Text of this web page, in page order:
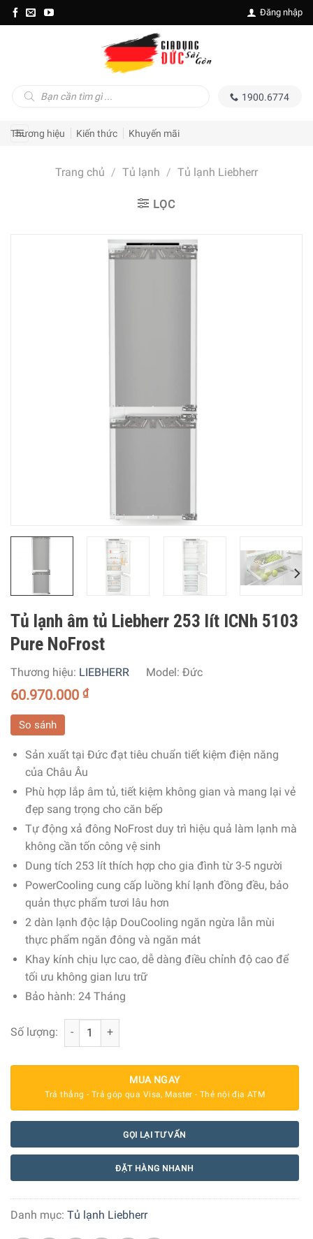
Skip
to
Đăng nhập
kiếm
1900.6774
Thương hiệu Kiến thức Khuyến mãi
Trang chủ / Tủ lạnh / Tủ lạnh Liebherr
LỌC
Tủ lạnh âm tủ Liebherr 253 lít ICNh 5103
Pure NoFrost
Thương hiệu: LIEBHERR Model: Đức
60.970.000 ₫
So sánh
Sản xuất tại Đức đạt tiêu chuẩn tiết kiệm điện năng
của Châu Âu
Phù hợp lắp âm tủ, tiết kiệm không gian và mang lại vẻ
đẹp sang trọng cho căn bếp
Tự động xả đông NoFrost duy trì hiệu quả làm lạnh mà
không cần tốn công vệ sinh
Dung tích 253 lít thích hợp cho gia đình từ 3-5 người
PowerCooling cung cấp luồng khí lạnh đồng đều, bảo
quản thực phẩm tươi lâu hơn
2 dàn lạnh độc lập DouCooling ngăn ngừa lẫn mùi
thực phẩm ngăn đông và ngăn mát
Khay kính chịu lực cao, dễ dàng điều chỉnh độ cao để
tối ưu không gian lưu trữ
Bảo hành: 24 Tháng
Số lượng: Tủ lạnh âm tủ Liebherr 253 lít ICNh 5103 Pure NoFrost
MUA NGAY
Trả thẳng - Trả góp qua Visa, Master - Thẻ nội địa ATM
GỌI LẠI TƯ VẤN
ĐẶT HÀNG NHANH
Danh mục: Tủ lạnh Liebherr